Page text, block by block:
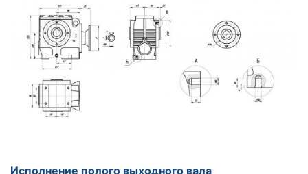
Исполнение полого выходного вала